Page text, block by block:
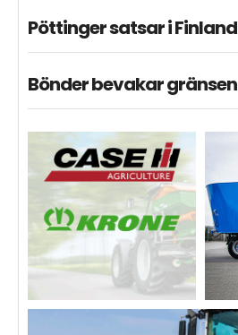
Pöttinger satsar i Finland
Bönder bevakar gränsen